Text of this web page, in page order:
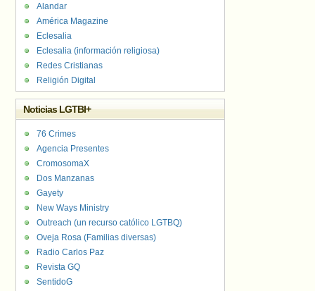
Alandar
América Magazine
Eclesalia
Eclesalia (información religiosa)
Redes Cristianas
Religión Digital
Noticias LGTBI+
76 Crimes
Agencia Presentes
CromosomaX
Dos Manzanas
Gayety
New Ways Ministry
Outreach (un recurso católico LGTBQ)
Oveja Rosa (Familias diversas)
Radio Carlos Paz
Revista GQ
SentidoG